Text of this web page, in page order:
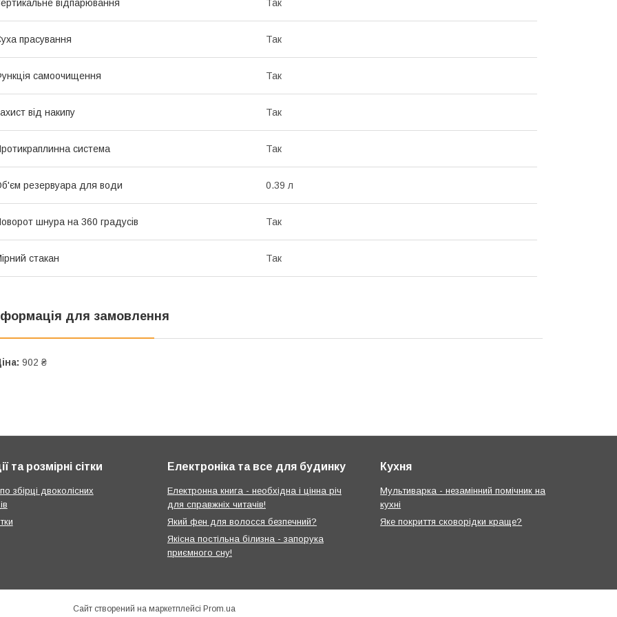
відпарювання Так
прасування Так
самоочищення Так
від накипу Так
система Так
резервуара для води 0.39 л
шнура на 360 градусів Так
стакан Так
для замовлення
902 ₴
та розмірні сітки
збірці двоколісних
Електроніка та все для будинку
Електронна книга - необхідна і цінна річ
для справжніх читачів!
Який фен для волосся безпечний?
Якісна постільна білизна - запорука
приємного сну!
Кухня
Мультиварка - незамінний помічник на
кухні
Яке покриття сковорідки краще?
Сайт створений на маркетплейсі Prom.ua